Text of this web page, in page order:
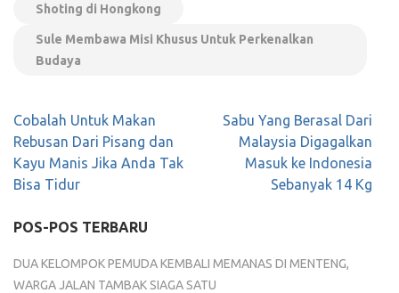
Shoting di Hongkong
Sule Membawa Misi Khusus Untuk Perkenalkan
Budaya
Navigasi
pos
Cobalah Untuk Makan
Rebusan Dari Pisang dan
Kayu Manis Jika Anda Tak
Bisa Tidur
Sabu Yang Berasal Dari
Malaysia Digagalkan
Masuk ke Indonesia
Sebanyak 14 Kg
POS-POS TERBARU
DUA KELOMPOK PEMUDA KEMBALI MEMANAS DI MENTENG,
WARGA JALAN TAMBAK SIAGA SATU